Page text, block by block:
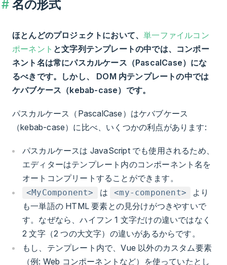
名の形式
ほとんどのプロジェクトにおいて、単一ファイルコン
ポーネント と文字列テンプレートの中では、コンポー
ネント名は常にパスカルケース（PascalCase）にな
るべきです。しかし、 DOM 内テンプレートの中では
ケバブケース（kebab-case）です。
パスカルケース（PascalCase）はケバブケース
（kebab-case）に比べ、いくつかの利点があります:
パスカルケースは JavaScript でも使用されるため、
エディターはテンプレート内のコンポーネント名を
オートコンプリートすることができます。
<MyComponent> は <my-component>
より
も一単語の HTML 要素との見分けがつきやすいで
す。なぜなら、ハイフン 1 文字だけの違いではなく
2 文字（2 つの大文字）の違いがあるからです。
もし、テンプレート内で、Vue 以外のカスタム要素
（例: Web コンポーネントなど）を使っていたとし